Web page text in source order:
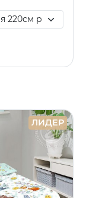
ЛИДЕР